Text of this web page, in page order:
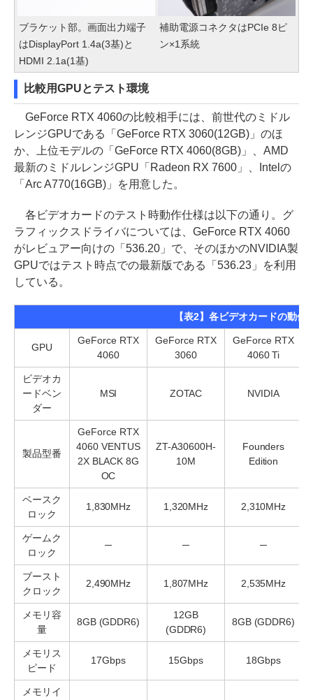
ブラケット部。画面出力端子
はDisplayPort 1.4a(3基)と
HDMI 2.1a(1基)
補助電源コネクタはPCIe 8ピ
ン×1系統
比較用GPUとテスト環境
GeForce RTX 4060の比較相手には、前世代のミドル
レンジGPUである「GeForce RTX 3060(12GB)」のほ
か、上位モデルの「GeForce RTX 4060(8GB)」、AMD
最新のミドルレンジGPU「Radeon RX 7600」、Intelの
「Arc A770(16GB)」を用意した。
各ビデオカードのテスト時動作仕様は以下の通り。グ
ラフィックスドライバについては、GeForce RTX 4060
がレビュアー向けの「536.20」で、そのほかのNVIDIA製
GPUではテスト時点での最新版である「536.23」を利用
している。
【表2】各ビデオカードの動作
GPU
GeForce RTX
4060
GeForce RTX
3060
GeForce RTX
4060 Ti
ビデオカ
ードベン
ダー
MSI ZOTAC NVIDIA
製品型番
GeForce RTX
4060 VENTUS
2X BLACK 8G
OC
ZT-A30600H-
10M
Founders
Edition
ベースク
ロック
1,830MHz 1,320MHz 2,310MHz
ゲームク
ロック
─ ─ ─
ブースト
クロック
2,490MHz 1,807MHz 2,535MHz
メモリ容
量
8GB (GDDR6)
12GB
(GDDR6)
8GB (GDDR6)
メモリス
ピード
17Gbps 15Gbps 18Gbps
メモリイ